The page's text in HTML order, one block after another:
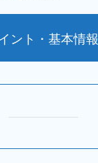
ント・基本情報